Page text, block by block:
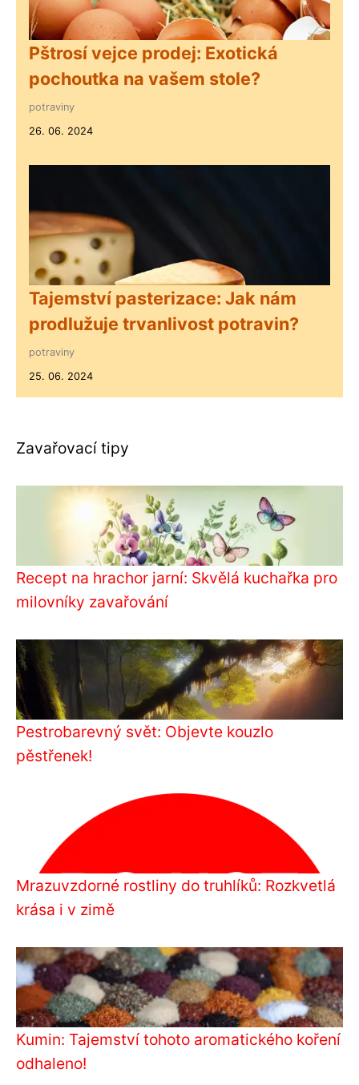
Pštrosí vejce prodej: Exotická
pochoutka na vašem stole?
potraviny
26. 06. 2024
Tajemství pasterizace: Jak nám
prodlužuje trvanlivost potravin?
potraviny
25. 06. 2024
Zavařovací tipy
Recept na hrachor jarní: Skvělá kuchařka pro
milovníky zavařování
Pestrobarevný svět: Objevte kouzlo
pěstřenek!
Mrazuvzdorné rostliny do truhlíků: Rozkvetlá
krása i v zimě
Kumin: Tajemství tohoto aromatického koření
odhaleno!